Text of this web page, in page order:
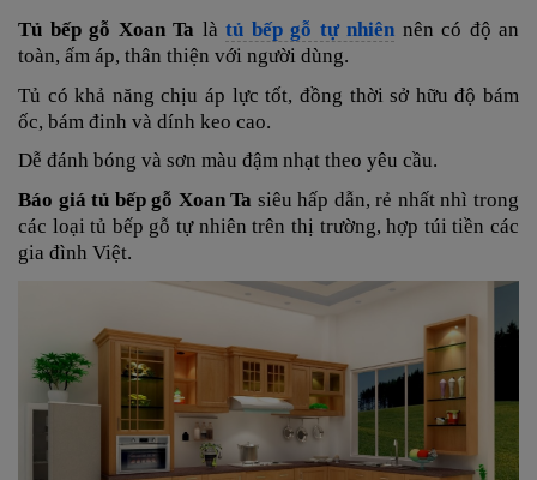
Tủ bếp gỗ Xoan Ta là tủ bếp gỗ tự nhiên nên có độ an
toàn, ấm áp, thân thiện với người dùng.
Tủ có khả năng chịu áp lực tốt, đồng thời sở hữu độ bám
ốc, bám đinh và dính keo cao.
Dễ đánh bóng và sơn màu đậm nhạt theo yêu cầu.
Báo giá tủ bếp gỗ Xoan Ta siêu hấp dẫn, rẻ nhất nhì trong
các loại tủ bếp gỗ tự nhiên trên thị trường, hợp túi tiền các
gia đình Việt.